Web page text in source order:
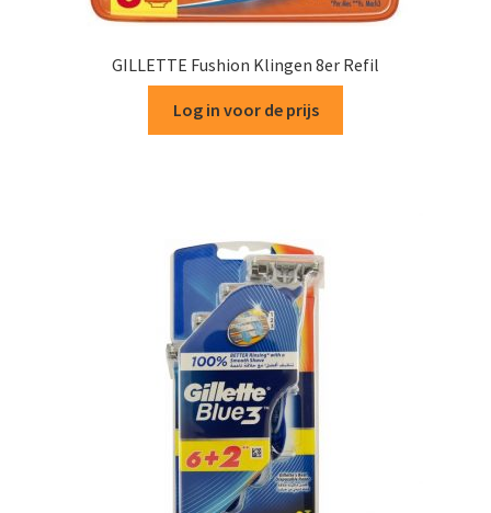
GILLETTE Fushion Klingen 8er Refil
Log in voor de prijs